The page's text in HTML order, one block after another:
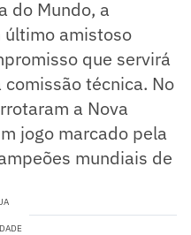
do Mundo, a
amistoso
que servirá
técnica. No
a Nova
jogo marcado pela
mundiais de